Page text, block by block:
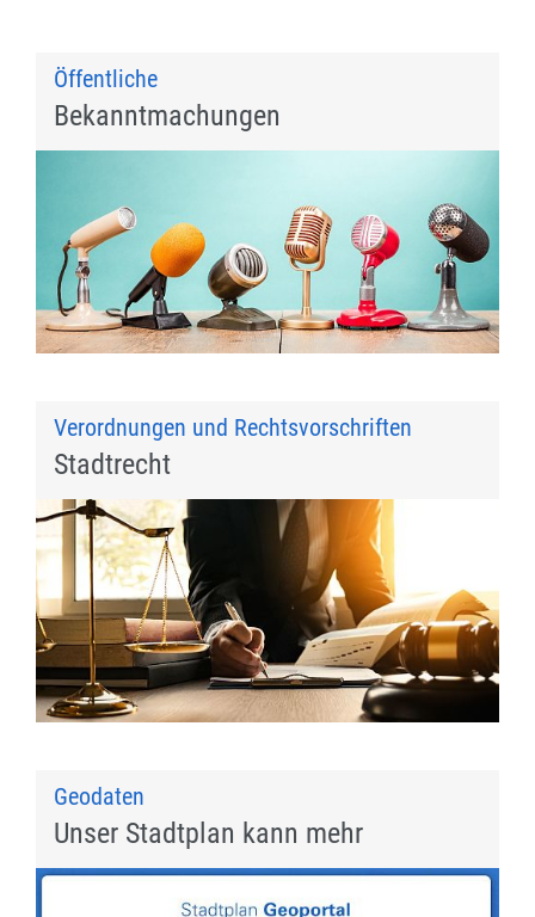
Öffentliche
Bekanntmachungen
Verordnungen und Rechtsvorschriften
Stadtrecht
Geodaten
Unser Stadtplan kann mehr